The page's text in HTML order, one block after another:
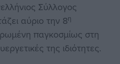
Σύλλογος
αύριο την 8η
παγκοσμίως στη
της ιδιότητες.